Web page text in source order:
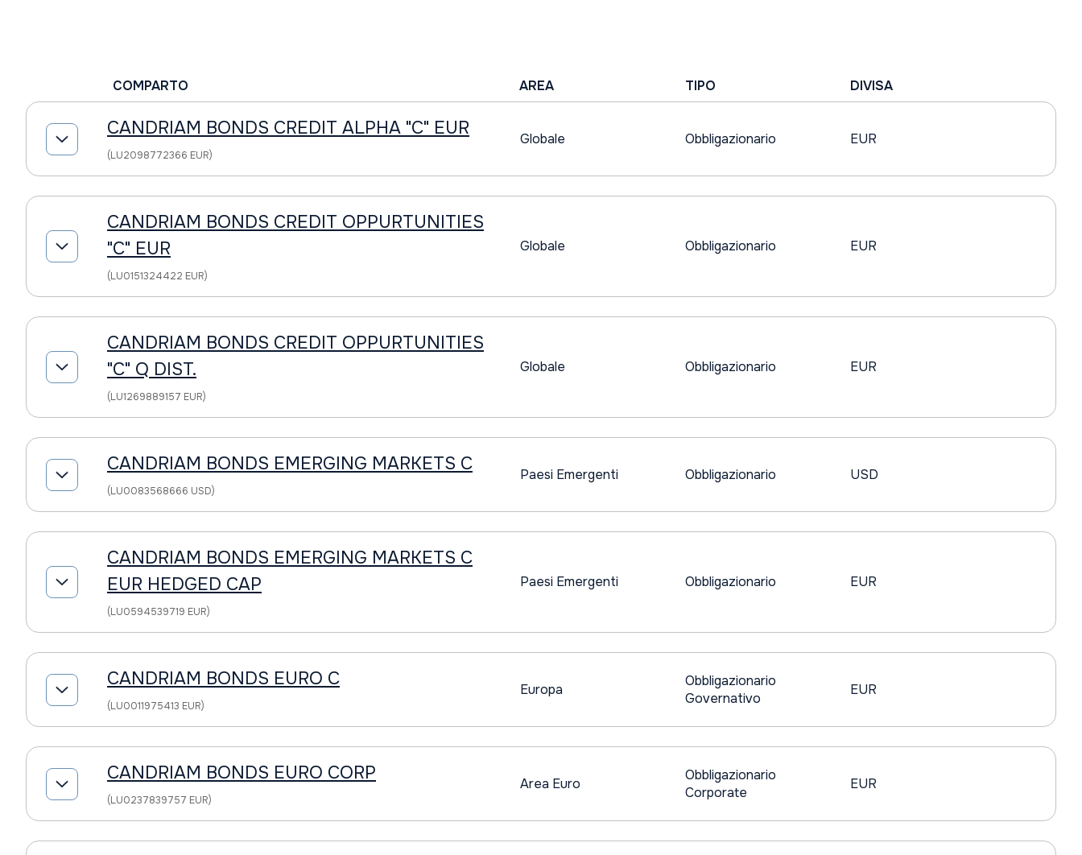
COMPARTO AREA TIPO DIVISA
CANDRIAM BONDS CREDIT ALPHA "C" EUR
(LU2098772366 EUR)
Globale Obbligazionario EUR
CANDRIAM BONDS CREDIT OPPURTUNITIES
"C" EUR
(LU0151324422 EUR)
Globale Obbligazionario EUR
CANDRIAM BONDS CREDIT OPPURTUNITIES
"C" Q DIST.
(LU1269889157 EUR)
Globale Obbligazionario EUR
CANDRIAM BONDS EMERGING MARKETS C
(LU0083568666 USD)
Paesi Emergenti Obbligazionario USD
CANDRIAM BONDS EMERGING MARKETS C
EUR HEDGED CAP
(LU0594539719 EUR)
Paesi Emergenti Obbligazionario EUR
CANDRIAM BONDS EURO C
(LU0011975413 EUR)
Europa
Obbligazionario
Governativo
EUR
CANDRIAM BONDS EURO CORP
(LU0237839757 EUR)
Area Euro
Obbligazionario
Corporate
EUR